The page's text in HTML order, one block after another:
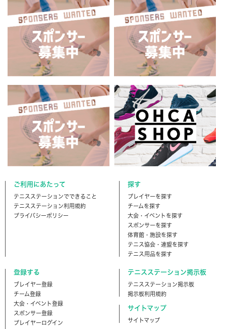
ご利用にあたって
テニスステーションでできること
テニスステーション利用規約
プライバシーポリシー
探す
プレイヤーを探す
チームを探す
大会・イベントを探す
スポンサーを探す
体育館・施設を探す
テニス協会・連盟を探す
テニス用品を探す
登録する
ブレイヤー登録
チーム登録
大会・イベント登録
スポンサー登録
プレイヤーログイン
テニスステーション掲示板
テニスステーション掲示板
掲示板利用規約
サイトマップ
サイトマップ